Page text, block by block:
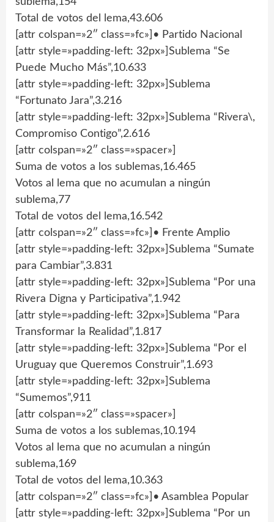
Total de votos del lema,43.606
[attr colspan=»2″ class=»fc»]• Partido Nacional
[attr style=»padding-left: 32px»]Sublema “Se
Puede Mucho Más”,10.633
[attr style=»padding-left: 32px»]Sublema
“Fortunato Jara”,3.216
[attr style=»padding-left: 32px»]Sublema “Rivera\,
Compromiso Contigo”,2.616
[attr colspan=»2″ class=»spacer»]
Suma de votos a los sublemas,16.465
Votos al lema que no acumulan a ningún
sublema,77
Total de votos del lema,16.542
[attr colspan=»2″ class=»fc»]• Frente Amplio
[attr style=»padding-left: 32px»]Sublema “Sumate
para Cambiar”,3.831
[attr style=»padding-left: 32px»]Sublema “Por una
Rivera Digna y Participativa”,1.942
[attr style=»padding-left: 32px»]Sublema “Para
Transformar la Realidad”,1.817
[attr style=»padding-left: 32px»]Sublema “Por el
Uruguay que Queremos Construir”,1.693
[attr style=»padding-left: 32px»]Sublema
“Sumemos”,911
[attr colspan=»2″ class=»spacer»]
Suma de votos a los sublemas,10.194
Votos al lema que no acumulan a ningún
sublema,169
Total de votos del lema,10.363
[attr colspan=»2″ class=»fc»]• Asamblea Popular
[attr style=»padding-left: 32px»]Sublema “Por un